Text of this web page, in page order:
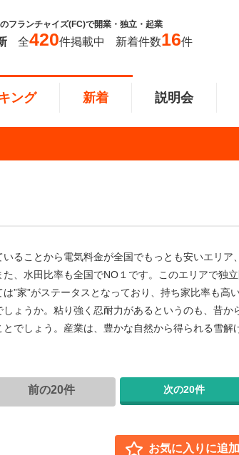
フランチャイズ(FC)で開業・独立・起業
全420件掲載中 新着件数16件
インターン独立・社員募集
ング
夫婦で開業 脱サラ
週間ランキング
新着 説明会
ることから電気料金が全国でもっとも安いエリア
、水田比率も全国でNO１です。このエリアで独
”家”がステータスとなっており、持ち家比率も高
ょうか。粘り強く忍耐力があるというのも、昔か
でしょう。産業は、豊かな自然から得られる雪解
前の20件 次の20件
お気に入りに追加